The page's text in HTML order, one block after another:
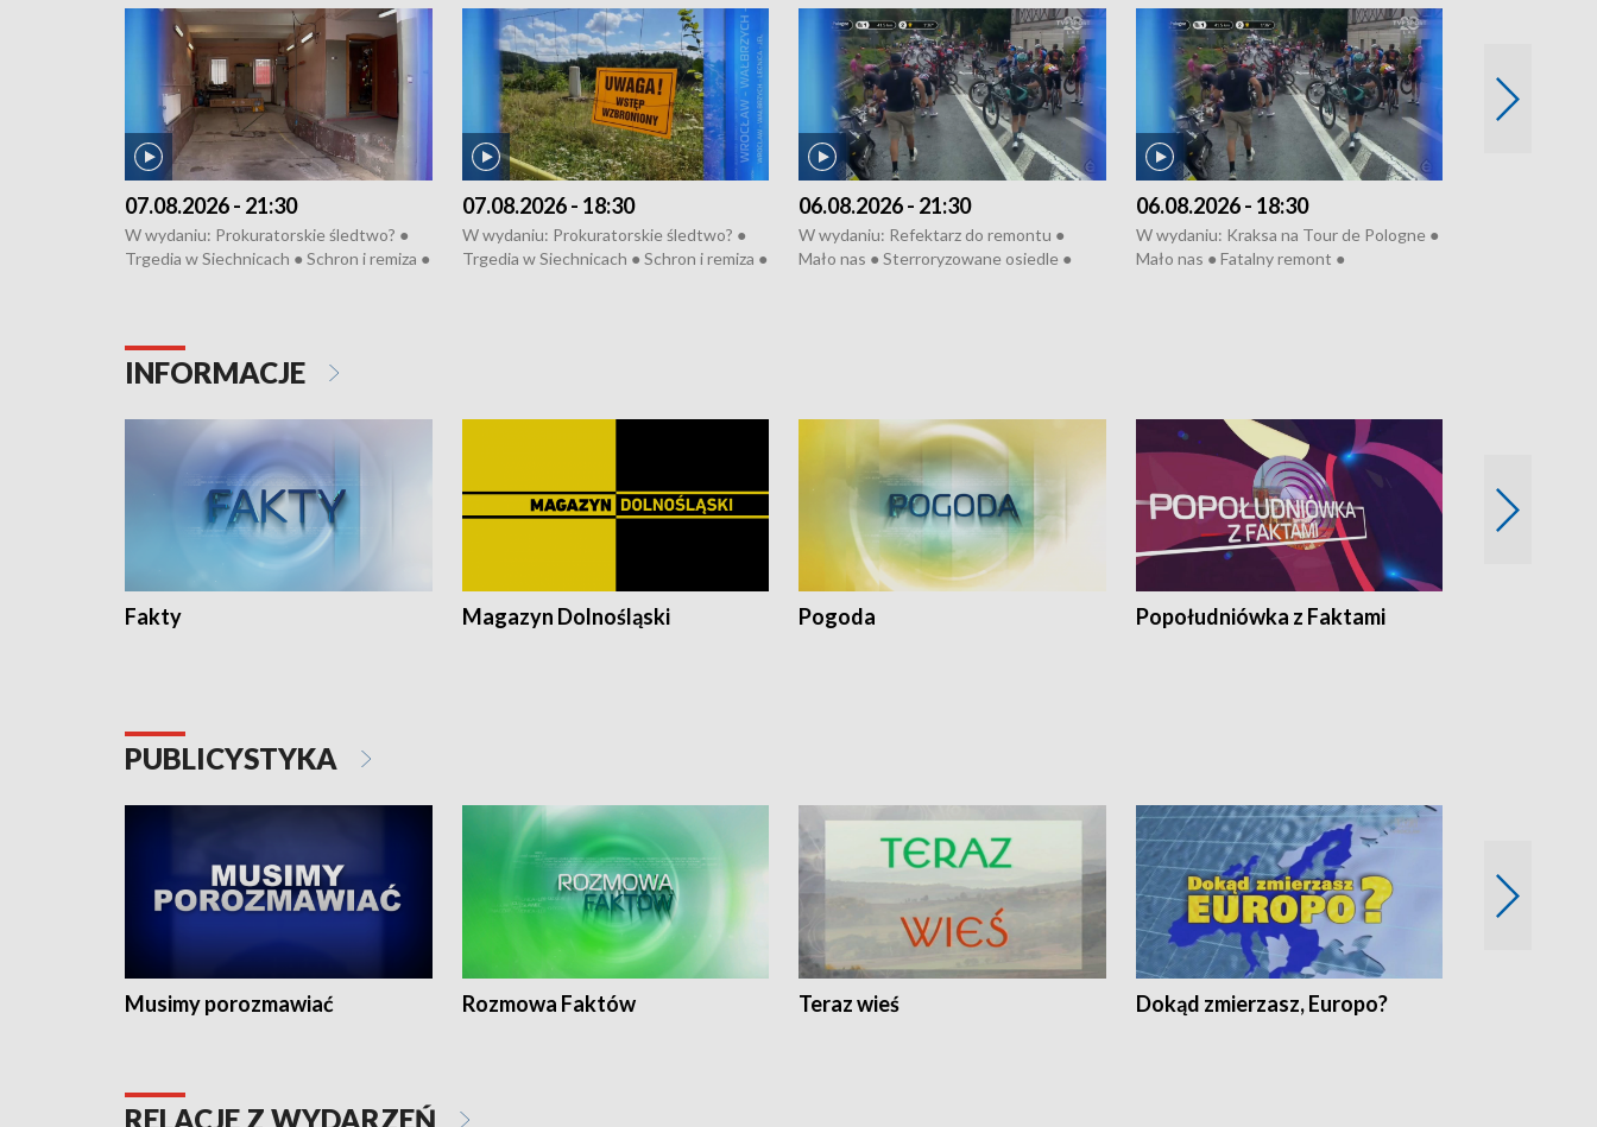
07.08.2026 - 21:30
W wydaniu: Prokuratorskie śledtwo? ●
Trgedia w Siechnicach ● Schron i remiza ●
● Odbudowa po powodzi ● Filmowy
Lubomierz
07.08.2026 - 18:30
W wydaniu: Prokuratorskie śledtwo? ●
Trgedia w Siechnicach ● Schron i remiza ●
06.08.2026 - 21:30
W wydaniu: Refektarz do remontu ●
Mało nas ● Sterroryzowane osiedle ●
06.08.2026 - 18:30
W wydaniu: Kraksa na Tour de Pologne ●
Mało nas ● Fatalny remont ●
INFORMACJE
Fakty Magazyn Dolnośląski Pogoda Popołudniówka z Faktami
PUBLICYSTYKA
Musimy porozmawiać Rozmowa Faktów Teraz wieś Dokąd zmierzasz, Europo?
RELACJE Z WYDARZEŃ